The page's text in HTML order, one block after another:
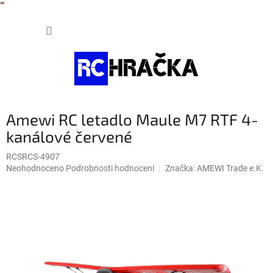
""
Amewi RC letadlo Maule M7 RTF 4-
kanálové červené
RCSRCS-4907
Průměrné
Neohodnoceno Podrobnosti hodnocení Značka:AMEWI Trade e.K.